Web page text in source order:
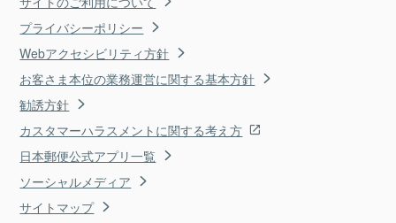
プライバシーポリシー
Webアクセシビリティ方針
お客さま本位の業務運営に関する基本方針
勧誘方針
カスタマーハラスメントに関する考え方
日本郵便公式アプリ一覧
ソーシャルメディア
サイトマップ